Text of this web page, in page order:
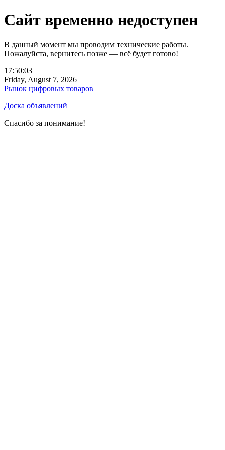
Сайт временно недоступен
В данный момент мы проводим технические работы.
Пожалуйста, вернитесь позже — всё будет готово!
17:50:03
Friday, August 7, 2026
Рынок цифровых товаров
Доска объявлений
Спасибо за понимание!